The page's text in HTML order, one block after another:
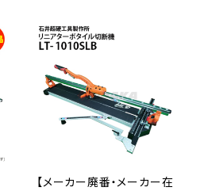
【メーカー廃番・メーカー在